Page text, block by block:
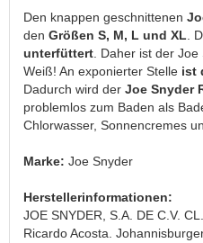
Den knappen geschnittenen
den Größen S, M, L und XL .
unterfüttert. Daher ist der Joe
Weiß! An exponierter Stelle ist
Dadurch wird der Joe Snyder
problemlos zum Baden als
Chlorwasser, Sonnencremes
Marke: Joe Snyder
Herstellerinformationen:
JOE SNYDER, S.A. DE C.V.
Ricardo Acosta.